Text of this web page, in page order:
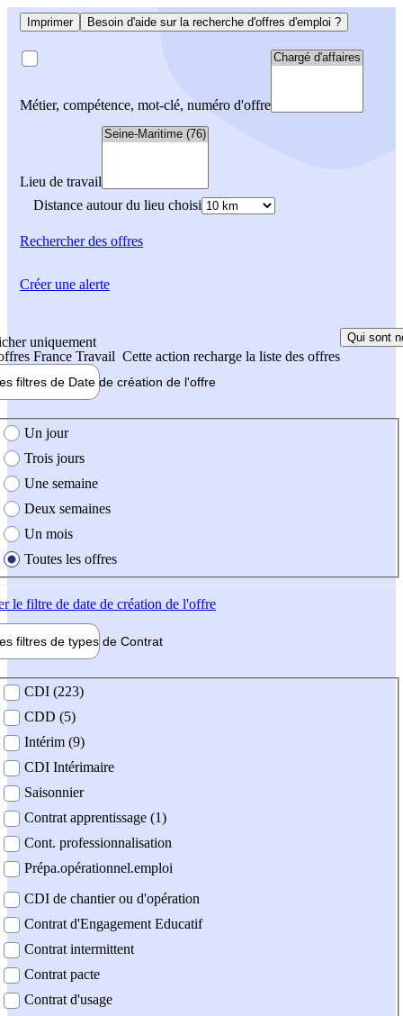
Imprimer Besoin d'aide sur la recherche d'offres d'emploi ?
Métier, compétence, mot-clé, numéro d'offre
Lieu de travail
Distance autour du lieu choisi
Rechercherdes offres
uniquement
France Travail Cette action recharge la liste des offres
Qui sont
filtres de Date de création de l'offre
création de l'offre
Un jour
Trois jours
Une semaine
Deux semaines
Un mois
Toutes les offres
le filtre de date de création de l'offre
filtres de types de Contrat
contrat
CDI (223)
CDD (5)
Intérim (9)
CDI Intérimaire
Saisonnier
Contrat apprentissage (1)
Cont. professionnalisation
Prépa.opérationnel.emploi
CDI de chantier ou d'opération
Contrat d'Engagement Educatif
Contrat intermittent
Contrat pacte
Contrat d'usage
Créer une alerte